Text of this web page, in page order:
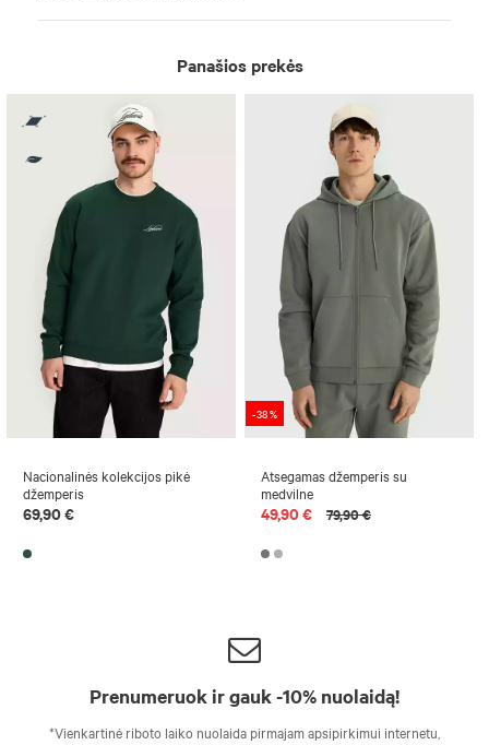
Panašios prekės
Nacionalinės kolekcijos pikė
džemperis
69,90 €
-38 %
Atsegamas džemperis su
medvilne
49,90 € 79,90 €
Prenumeruok ir gauk -10% nuolaidą!
*Vienkartinė riboto laiko nuolaida pirmajam apsipirkimui internetu,